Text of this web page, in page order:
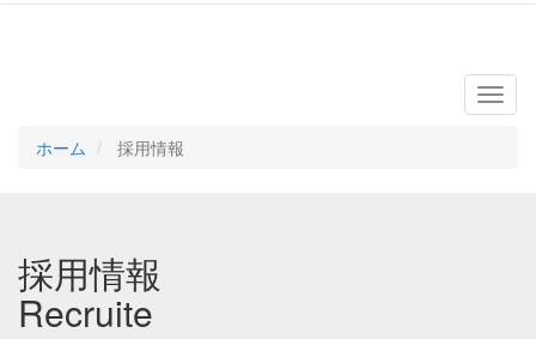
ホーム 採用情報
採用情報
Recruite